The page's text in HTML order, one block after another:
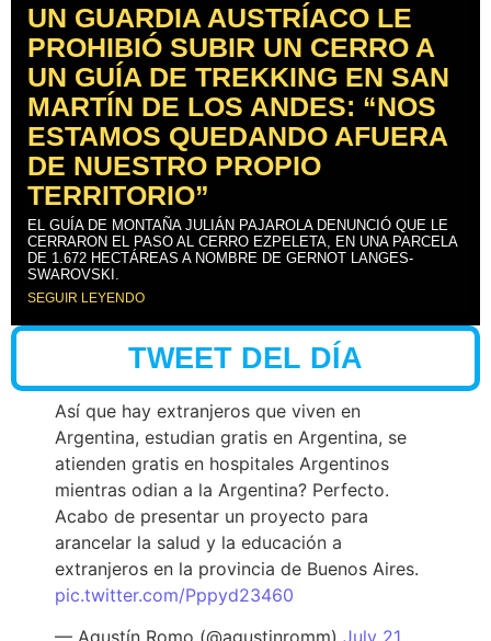
UN GUARDIA AUSTRÍACO LE
PROHIBIÓ SUBIR UN CERRO A
UN GUÍA DE TREKKING EN SAN
MARTÍN DE LOS ANDES: “NOS
ESTAMOS QUEDANDO AFUERA
DE NUESTRO PROPIO
TERRITORIO”
EL GUÍA DE MONTAÑA JULIÁN PAJAROLA DENUNCIÓ QUE LE
CERRARON EL PASO AL CERRO EZPELETA, EN UNA PARCELA
DE 1.672 HECTÁREAS A NOMBRE DE GERNOT LANGES-
SWAROVSKI.
SEGUIR LEYENDO
TWEET DEL DÍA
Así que hay extranjeros que viven en
Argentina, estudian gratis en Argentina, se
atienden gratis en hospitales Argentinos
mientras odian a la Argentina? Perfecto.
Acabo de presentar un proyecto para
arancelar la salud y la educación a
extranjeros en la provincia de Buenos Aires.
pic.twitter.com/Pppyd23460